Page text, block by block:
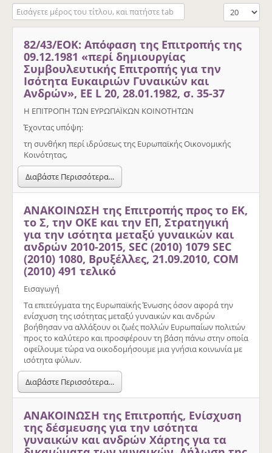
Εισάγετε μέρος του τίτλου, και πατήστε tab Εμφάνιση #
82/43/EOK: Απόφαση της Επιτροπής της
09.12.1981 «περί δημιουργίας
Συμβουλευτικής Επιτροπής για την
Ισότητα Ευκαιριών Γυναικών και
Ανδρών», ΕΕ L 20, 28.01.1982, σ. 35-37
Η ΕΠΙΤΡΟΠΗ ΤΩΝ ΕΥΡΩΠΑΪΚΩΝ ΚΟΙΝΟΤΗΤΩΝ
Έχοντας υπόψη:
τη συνθήκη περί ιδρύσεως της Ευρωπαϊκής Οικονομικής
Κοινότητας,
Διαβάστε Περισσότερα...
ΑΝΑΚΟΙΝΩΣΗ της Επιτροπής προς το ΕΚ,
το Σ, την ΟΚΕ και την ΕΠ, Στρατηγική
για την ισότητα μεταξύ γυναικών και
ανδρών 2010-2015, SEC (2010) 1079 SEC
(2010) 1080, Βρυξέλλες, 21.09.2010, COM
(2010) 491 τελικό
Εισαγωγή
Τα επιτεύγματα της Ευρωπαϊκής Ένωσης όσον αφορά την
ενίσχυση της ισότητας μεταξύ γυναικών και ανδρών
βοήθησαν να αλλάξουν οι ζωές πολλών Ευρωπαίων πολιτών
προς το καλύτερο και προσφέρουν τη βάση πάνω στην οποία
οφείλουμε τώρα να οικοδομήσουμε μια γνήσια κοινωνία με
ισότητα φύλων.
Διαβάστε Περισσότερα...
ΑΝΑΚΟΙΝΩΣΗ της Επιτροπής, Ενίσχυση
της δέσμευσης για την ισότητα
γυναικών και ανδρών Χάρτης για τα